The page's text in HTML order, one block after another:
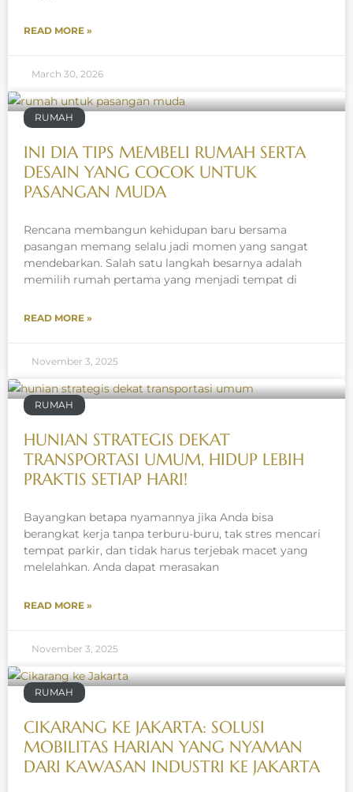
READ MORE »
March 30, 2026
RUMAH
INI DIA TIPS MEMBELI RUMAH SERTA
DESAIN YANG COCOK UNTUK
PASANGAN MUDA
Rencana membangun kehidupan baru bersama
pasangan memang selalu jadi momen yang sangat
mendebarkan. Salah satu langkah besarnya adalah
memilih rumah pertama yang menjadi tempat di
READ MORE »
November 3, 2025
RUMAH
HUNIAN STRATEGIS DEKAT
TRANSPORTASI UMUM, HIDUP LEBIH
PRAKTIS SETIAP HARI!
Bayangkan betapa nyamannya jika Anda bisa
berangkat kerja tanpa terburu-buru, tak stres mencari
tempat parkir, dan tidak harus terjebak macet yang
melelahkan. Anda dapat merasakan
READ MORE »
November 3, 2025
RUMAH
CIKARANG KE JAKARTA: SOLUSI
MOBILITAS HARIAN YANG NYAMAN
DARI KAWASAN INDUSTRI KE JAKARTA